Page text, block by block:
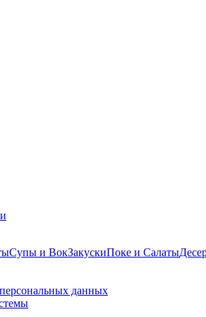
Супы и ВокЗакускиПоке и Салаты
данных